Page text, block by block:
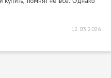
12.03.2026